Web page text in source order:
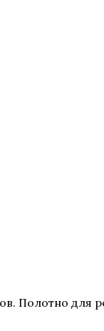
Полотно для